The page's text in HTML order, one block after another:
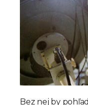
Bez nej by